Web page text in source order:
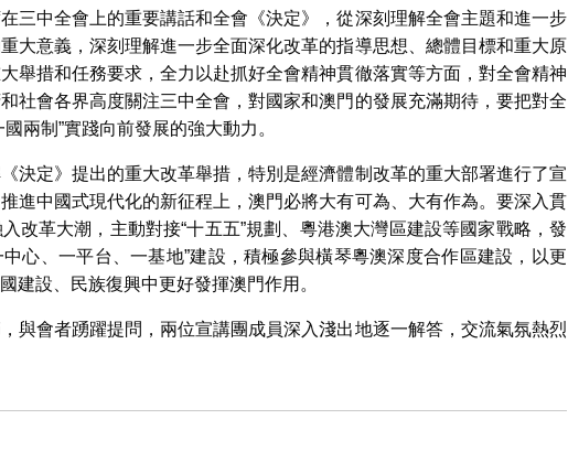
三中全會上的重要講話和全會《決定》，從深刻理解全會主題和進一步
大意義，深刻理解進一步全面深化改革的指導思想、總體目標和重大原
舉措和任務要求，全力以赴抓好全會精神貫徹落實等方面，對全會精神
社會各界高度關注三中全會，對國家和澳門的發展充滿期待，要把對全
兩制”實踐向前發展的強大動力。
決定》提出的重大改革舉措，特別是經濟體制改革的重大部署進行了宣
進中國式現代化的新征程上，澳門必將大有可為、大有作為。要深入貫
改革大潮，主動對接“十五五”規劃、粵港澳大灣區建設等國家戰略，發
中心、一平台、一基地”建設，積極參與橫琴粵澳深度合作區建設，以更
建設、民族復興中更好發揮澳門作用。
與會者踴躍提問，兩位宣講團成員深入淺出地逐一解答，交流氣氛熱烈